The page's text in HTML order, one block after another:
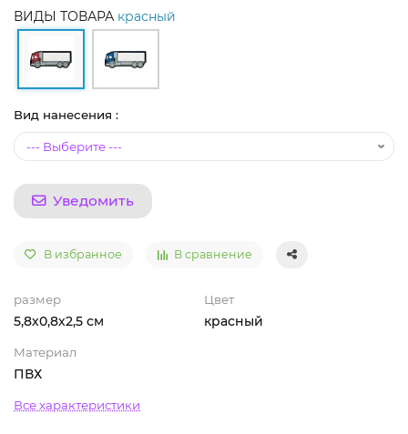
ВИДЫ ТОВАРА красный
Вид нанесения :
Уведомить
В избранное В сравнение
размер
5,8х0,8х2,5 см
Цвет
красный
Материал
ПВХ
Все характеристики